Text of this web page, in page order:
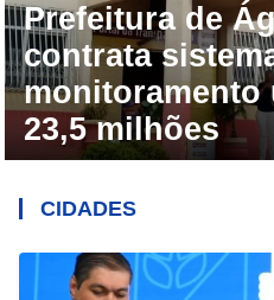
Prefeitura de
contrata
monitoramento
23,5 milhões
CIDADES